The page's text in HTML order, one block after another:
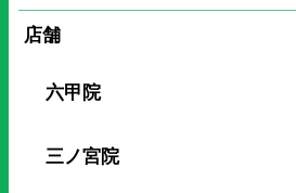
店舗
六甲院
三ノ宮院